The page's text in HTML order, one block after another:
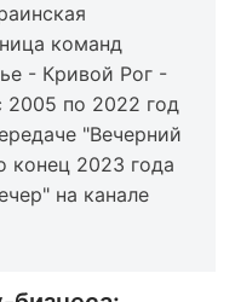
команд
- Кривой Рог -
2005 по 2022 год
"Вечерний
конец 2023 года
на канале